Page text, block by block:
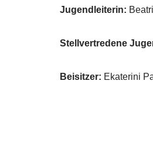
Jugendleiterin:
Stellvertredene
Beisitzer: Ekaterini